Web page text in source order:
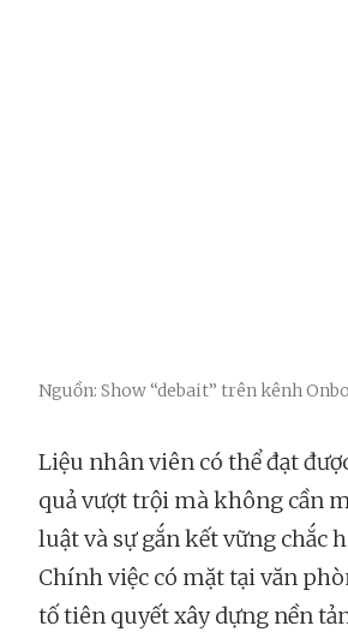
Nguồn: Show “debait” trên kênh
Liệu nhân viên có thể đạt
quả vượt trội mà không cần
luật và sự gắn kết vững chắc
Chính việc có mặt tại văn
tố tiên quyết xây dựng nền